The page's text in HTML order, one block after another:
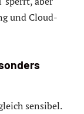
und Cloud-
sensibel.